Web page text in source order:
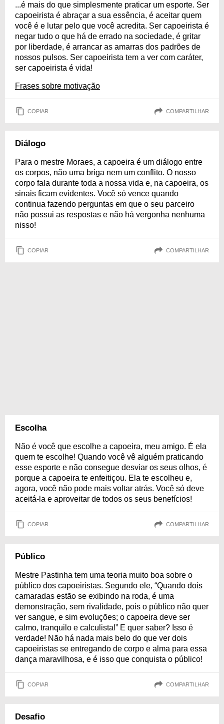
...é mais do que simplesmente praticar um esporte. Ser
capoeirista é abraçar a sua essência, é aceitar quem
você é e lutar pelo que você acredita. Ser capoeirista é
negar tudo o que há de errado na sociedade, é gritar
por liberdade, é arrancar as amarras dos padrões de
nossos pulsos. Ser capoeirista tem a ver com caráter,
ser capoeirista é vida!
Frases sobre motivação
COPIAR COMPARTILHAR
Diálogo
Para o mestre Moraes, a capoeira é um diálogo entre
os corpos, não uma briga nem um conflito. O nosso
corpo fala durante toda a nossa vida e, na capoeira, os
sinais ficam evidentes. Você só vence quando
continua fazendo perguntas em que o seu parceiro
não possui as respostas e não há vergonha nenhuma
nisso!
COPIAR COMPARTILHAR
Escolha
Não é você que escolhe a capoeira, meu amigo. É ela
quem te escolhe! Quando você vê alguém praticando
esse esporte e não consegue desviar os seus olhos, é
porque a capoeira te enfeitiçou. Ela te escolheu e,
agora, você não pode mais voltar atrás. Você só deve
aceitá-la e aproveitar de todos os seus benefícios!
COPIAR COMPARTILHAR
Público
Mestre Pastinha tem uma teoria muito boa sobre o
público dos capoeiristas. Segundo ele, “Quando dois
camaradas estão se exibindo na roda, é uma
demonstração, sem rivalidade, pois o público não quer
ver sangue, e sim evoluções; o capoeira deve ser
calmo, tranquilo e calculista!” E quer saber? Isso é
verdade! Não há nada mais belo do que ver dois
capoeiristas se entregando de corpo e alma para essa
dança maravilhosa, e é isso que conquista o público!
COPIAR COMPARTILHAR
Desafio